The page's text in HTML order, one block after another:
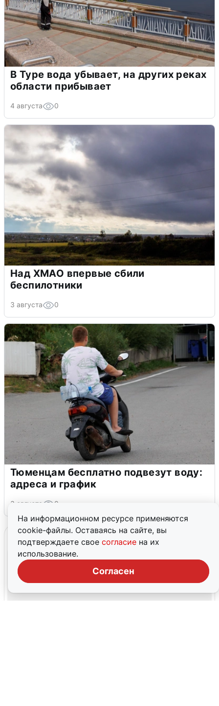
На информационном ресурсе применяются
cookie-файлы. Оставаясь на сайте, вы
подтверждаете свое согласие на их
использование.
Согласен
В Туре вода убывает, на других реках
области прибывает
4 августа 0
Над ХМАО впервые сбили
беспилотники
3 августа 0
Тюменцам бесплатно подвезут воду:
адреса и график
3 августа 0